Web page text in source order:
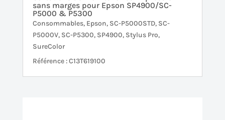
sans marges pour Epson SP4900/SC-
P5000 & P5300
Consommables, Epson, SC-P5000STD, SC-
P5000V, SC-P5300, SP4900, Stylus Pro,
SureColor
Référence : C13T619100